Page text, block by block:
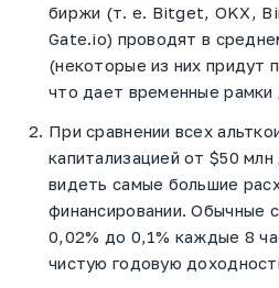
биржи (т. е. Bitget, OKX,
Gate.io) проводят в
(некоторые из них придут
что дает временные рамки
При сравнении всех
капитализацией от $50
видеть самые большие
финансировании. Обычные
0,02% до 0,1% каждые 8
чистую годовую